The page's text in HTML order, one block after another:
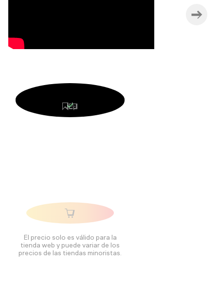
El precio solo es válido para la
tienda web y puede variar de los
precios de las tiendas minoristas.